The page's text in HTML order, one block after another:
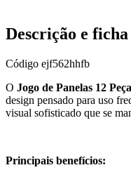
Descrição e
Código ejf562hhfb
O Jogo de Panelas 12
design pensado para uso
visual sofisticado que se
Principais benefícios: